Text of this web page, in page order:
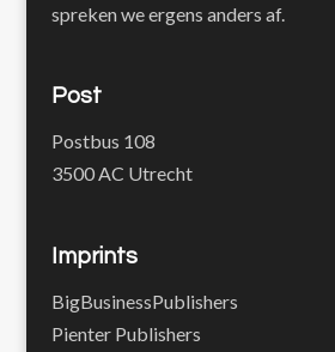
spreken we ergens anders af.
Post
Postbus 108
3500 AC Utrecht
Imprints
BigBusinessPublishers
Pienter Publishers